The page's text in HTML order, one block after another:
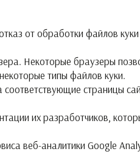
от обработки файлов
Некоторые браузеры
типы файлов куки.
страницы
их разработчиков,
веб-аналитики Google